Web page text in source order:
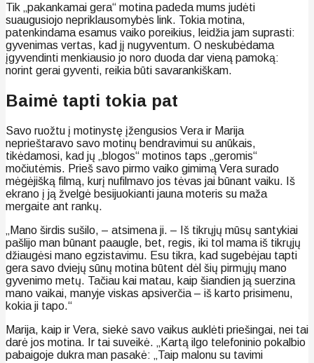
Tik „pakankamai gera“ motina padeda mums judėti
suaugusiojo nepriklausomybės link. Tokia motina,
patenkindama esamus vaiko poreikius, leidžia jam suprasti:
gyvenimas vertas, kad jį nugyventum. O neskubėdama
įgyvendinti menkiausio jo noro duoda dar vieną pamoką:
norint gerai gyventi, reikia būti savarankiškam.
Baimė tapti tokia pat
Savo ruožtu į motinystę įžengusios Vera ir Marija
neprieštaravo savo motinų bendravimui su anūkais,
tikėdamosi, kad jų „blogos“ motinos taps „geromis“
močiutėmis. Prieš savo pirmo vaiko gimimą Vera surado
mėgėjišką filmą, kurį nufilmavo jos tėvas jai būnant vaiku. Iš
ekrano į ją žvelgė besijuokianti jauna moteris su maža
mergaite ant rankų.
„Mano širdis sušilo, – atsimena ji. – Iš tikrųjų mūsų santykiai
pašlijo man būnant paaugle, bet, regis, iki tol mama iš tikrųjų
džiaugėsi mano egzistavimu. Esu tikra, kad sugebėjau tapti
gera savo dviejų sūnų motina būtent dėl šių pirmųjų mano
gyvenimo metų. Tačiau kai matau, kaip šiandien ją suerzina
mano vaikai, manyje viskas apsiverčia – iš karto prisimenu,
kokia ji tapo.“
Marija, kaip ir Vera, siekė savo vaikus auklėti priešingai, nei tai
darė jos motina. Ir tai suveikė. „Kartą ilgo telefoninio pokalbio
pabaigoje dukra man pasakė: „Taip malonu su tavimi